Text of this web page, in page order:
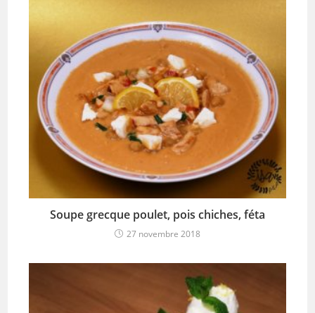
Soupe grecque poulet, pois chiches, féta
27 novembre 2018